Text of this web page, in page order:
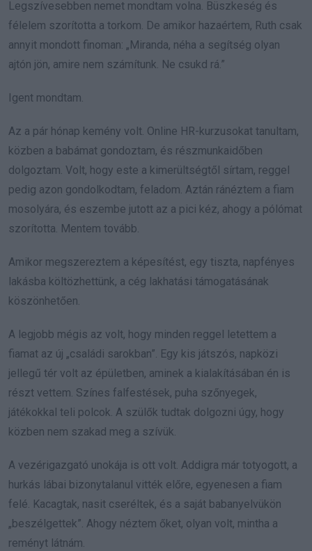
Legszívesebben nemet mondtam volna. Büszkeség és
félelem szorította a torkom. De amikor hazaértem, Ruth csak
annyit mondott finoman: „Miranda, néha a segítség olyan
ajtón jön, amire nem számítunk. Ne csukd rá.”
Igent mondtam.
Az a pár hónap kemény volt. Online HR-kurzusokat tanultam,
közben a babámat gondoztam, és részmunkaidőben
dolgoztam. Volt, hogy este a kimerültségtől sírtam, reggel
pedig azon gondolkodtam, feladom. Aztán ránéztem a fiam
mosolyára, és eszembe jutott az a pici kéz, ahogy a pólómat
szorította. Mentem tovább.
Amikor megszereztem a képesítést, egy tiszta, napfényes
lakásba költözhettünk, a cég lakhatási támogatásának
köszönhetően.
A legjobb mégis az volt, hogy minden reggel letettem a
fiamat az új „családi sarokban”. Egy kis játszós, napközi
jellegű tér volt az épületben, aminek a kialakításában én is
részt vettem. Színes falfestések, puha szőnyegek,
játékokkal teli polcok. A szülők tudtak dolgozni úgy, hogy
közben nem szakad meg a szívük.
A vezérigazgató unokája is ott volt. Addigra már totyogott, a
hurkás lábai bizonytalanul vitték előre, egyenesen a fiam
felé. Kacagtak, nasit cseréltek, és a saját babanyelvükön
„beszélgettek”. Ahogy néztem őket, olyan volt, mintha a
reményt látnám.